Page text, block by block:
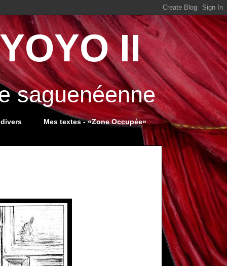
II
saguenéenne
Mes textes - «Zone Occupée»